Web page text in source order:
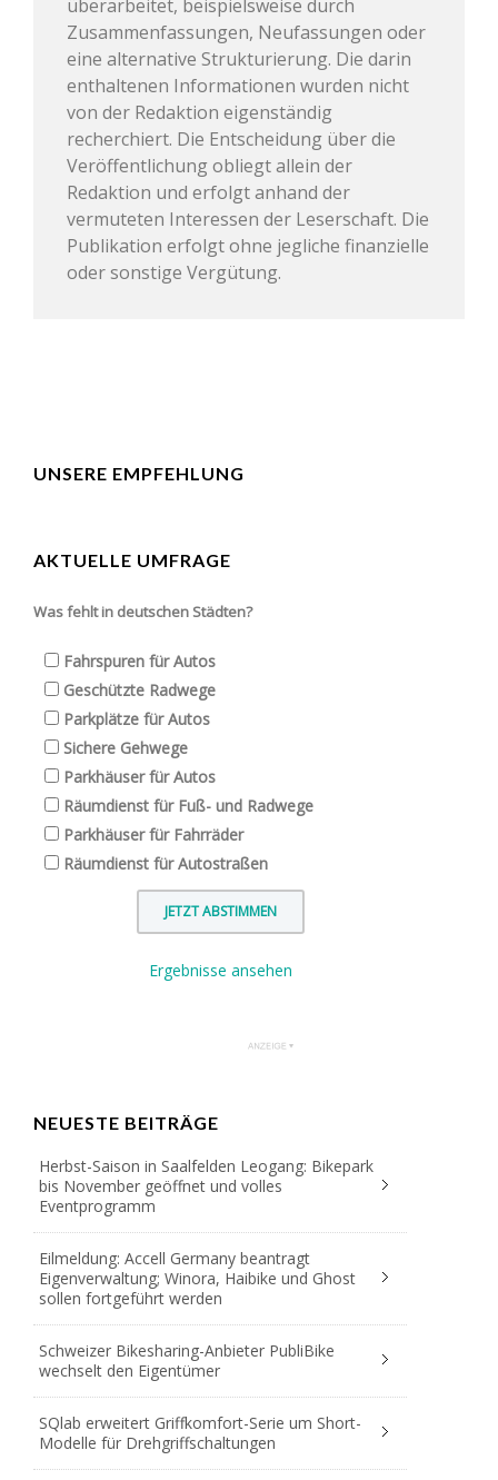
überarbeitet, beispielsweise durch
Zusammenfassungen, Neufassungen oder
eine alternative Strukturierung. Die darin
enthaltenen Informationen wurden nicht
von der Redaktion eigenständig
recherchiert. Die Entscheidung über die
Veröffentlichung obliegt allein der
Redaktion und erfolgt anhand der
vermuteten Interessen der Leserschaft. Die
Publikation erfolgt ohne jegliche finanzielle
oder sonstige Vergütung.
UNSERE EMPFEHLUNG
AKTUELLE UMFRAGE
Was fehlt in deutschen Städten?
Fahrspuren für Autos
Geschützte Radwege
Parkplätze für Autos
Sichere Gehwege
Parkhäuser für Autos
Räumdienst für Fuß- und Radwege
Parkhäuser für Fahrräder
Räumdienst für Autostraßen
Ergebnisse ansehen
NEUESTE BEITRÄGE
Herbst-Saison in Saalfelden Leogang: Bikepark
bis November geöffnet und volles
Eventprogramm
Eilmeldung: Accell Germany beantragt
Eigenverwaltung; Winora, Haibike und Ghost
sollen fortgeführt werden
Schweizer Bikesharing-Anbieter PubliBike
wechselt den Eigentümer
SQlab erweitert Griffkomfort-Serie um Short-
Modelle für Drehgriffschaltungen